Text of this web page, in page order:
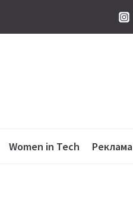
Women in Tech Реклама